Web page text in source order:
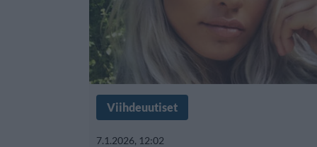
Viihdeuutiset
7.1.2026, 12:02